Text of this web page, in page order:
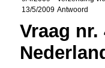
13/5/2009 Antwoord
Vraag